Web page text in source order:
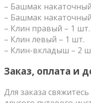
– Башмак
– Башмак
– Клин правый – 1 шт.
– Клин левый – 1 шт.
– Клин-вкладыш – 2
Заказ, оплата и
Для заказа